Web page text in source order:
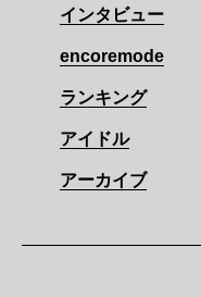
インタビュー
encoremode
ランキング
アイドル
アーカイブ